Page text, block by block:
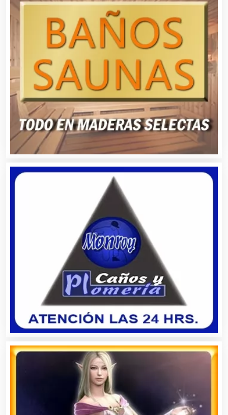
Artes Gráficas
Artesanías
Artículos de Oficina
Artículos de Piel
Artículos Deportivos
Artículos Importados
Artículos para el Hogar
Artículos para Regalos
Artículos Personales
Artículos Publicitarios